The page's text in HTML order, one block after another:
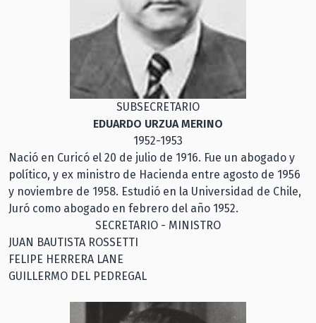
SUBSECRETARIO
EDUARDO URZUA MERINO
1952-1953
Nació en Curicó el 20 de julio de 1916. Fue un abogado y
político, y ex ministro de Hacienda entre agosto de 1956
y noviembre de 1958. Estudió en la Universidad de Chile,
Juró como abogado en febrero del año 1952.
SECRETARIO - MINISTRO
JUAN BAUTISTA ROSSETTI
FELIPE HERRERA LANE
GUILLERMO DEL PEDREGAL